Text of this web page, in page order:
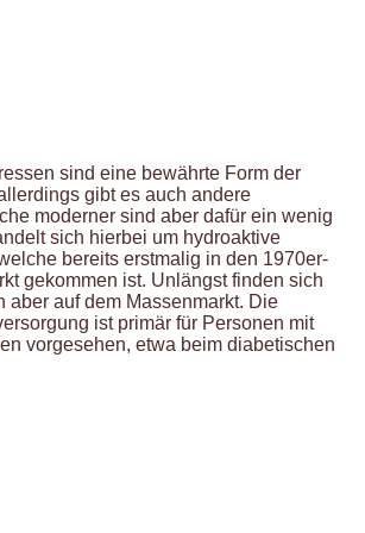
sind eine bewährte Form der
gibt es auch andere
moderner sind aber dafür ein wenig
sich hierbei um hydroaktive
bereits erstmalig in den 1970er-
gekommen ist. Unlängst finden sich
aber auf dem Massenmarkt. Die
ist primär für Personen mit
vorgesehen, etwa beim diabetischen